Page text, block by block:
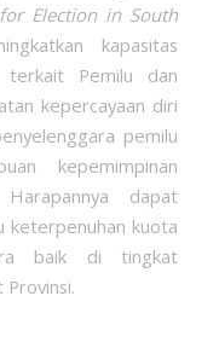
Election in South
kapasitas
terkait Pemilu dan
kepercayaan diri
pemilu
kepemimpinan
dapat
keterpenuhan kuota
baik di tingkat